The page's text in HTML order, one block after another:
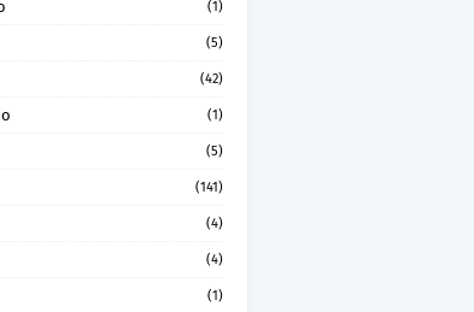
(1)
(5)
(42)
(1)
(5)
(141)
(4)
(4)
(1)